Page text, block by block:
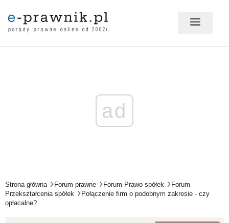
PORADY PRAWNE ONLINE
ad
Strona główna Forum prawne Forum Prawo spółek
Forum
Przekształcenia spółek
Połączenie firm o podobnym zakresie - czy
opłacalne?